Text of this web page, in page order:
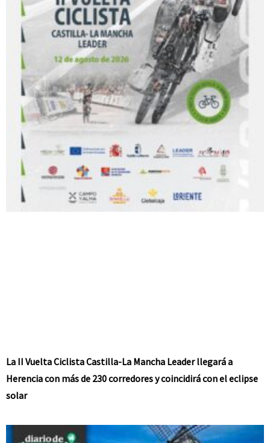
La II Vuelta Ciclista Castilla-La Mancha Leader llegará a
Herencia con más de 230 corredores y coincidirá con el eclipse
solar